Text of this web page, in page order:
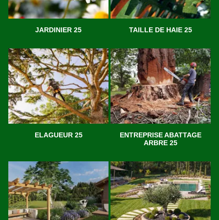
JARDINIER 25 TAILLE DE HAIE 25
ELAGUEUR 25
ENTREPRISE ABATTAGE
ARBRE 25